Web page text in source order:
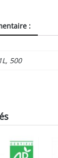
:
1L, 500